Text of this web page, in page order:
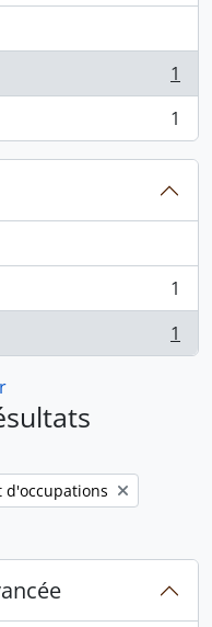
1
1
1
1
d'occupations